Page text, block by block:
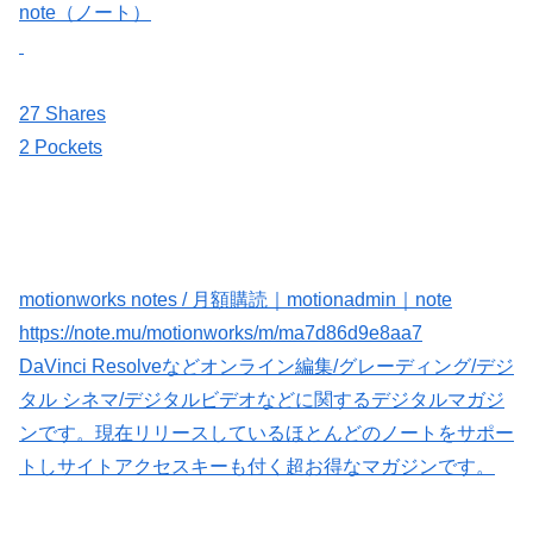
note（ノート）
27 Shares
2 Pockets
motionworks notes / 月額購読｜motionadmin｜note
https://note.mu/motionworks/m/ma7d86d9e8aa7
DaVinci Resolveなどオンライン編集/グレーディング/デジ
タル シネマ/デジタルビデオなどに関するデジタルマガジ
ンです。現在リリースしているほとんどのノートをサポー
トしサイトアクセスキーも付く超お得なマガジンです。